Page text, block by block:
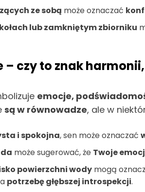
ze sobą może oznaczać
lub zamkniętym zbiorniku
– czy to znak
emocje,
są w równowadze, ale w
i spokojna, sen może oznaczać
może sugerować, że Twoje
powierzchni wody mogą
potrzebę głębszej introspekcji.